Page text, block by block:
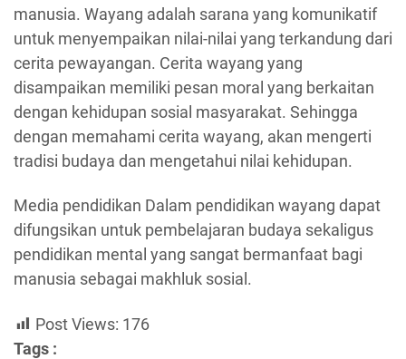
manusia. Wayang adalah sarana yang komunikatif
untuk menyempaikan nilai-nilai yang terkandung dari
cerita pewayangan. Cerita wayang yang
disampaikan memiliki pesan moral yang berkaitan
dengan kehidupan sosial masyarakat. Sehingga
dengan memahami cerita wayang, akan mengerti
tradisi budaya dan mengetahui nilai kehidupan.
Media pendidikan Dalam pendidikan wayang dapat
difungsikan untuk pembelajaran budaya sekaligus
pendidikan mental yang sangat bermanfaat bagi
manusia sebagai makhluk sosial.
Post Views: 176
Tags :